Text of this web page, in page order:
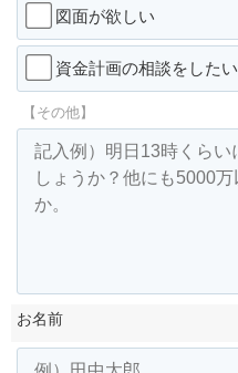
図面が欲しい
資金計画の相談をしたい
【その他】
お名前